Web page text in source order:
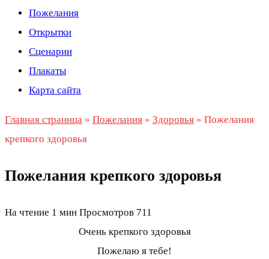
Пожелания
Открытки
Сценарии
Плакаты
Карта сайта
Главная страница » Пожелания » Здоровья » Пожелания
крепкого здоровья
Пожелания крепкого здоровья
На чтение 1 мин Просмотров 711
Очень крепкого здоровья
Пожелаю я тебе!